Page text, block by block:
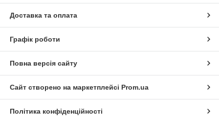
Доставка та оплата
Графік роботи
Повна версія сайту
Сайт створено на маркетплейсі Prom.ua
Політика конфіденційності